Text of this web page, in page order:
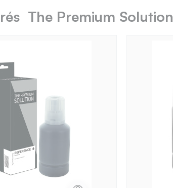
The Premium Solution